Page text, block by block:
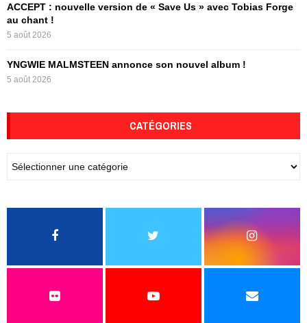
ACCEPT : nouvelle version de « Save Us » avec Tobias Forge
au chant !
5 août 2026
YNGWIE MALMSTEEN annonce son nouvel album !
5 août 2026
CATÉGORIES